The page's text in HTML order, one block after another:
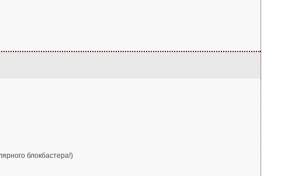
блокбастера!)